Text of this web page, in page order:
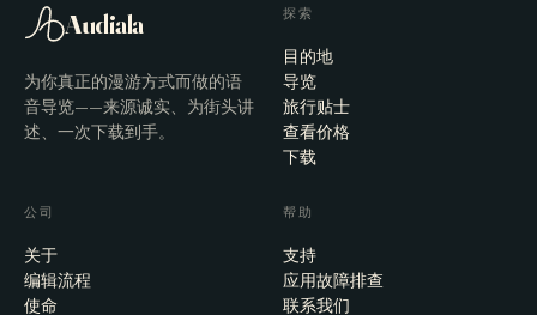
Audiala
为你真正的漫游方式而做的语
音导览——来源诚实、为街头讲
述、一次下载到手。
探索
目的地
导览
旅行贴士
查看价格
下载
公司
关于
编辑流程
使命
帮助
支持
应用故障排查
联系我们